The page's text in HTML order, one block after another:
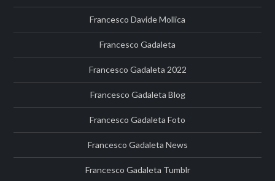
Francesco Davide Mollica
Francesco Gadaleta
Francesco Gadaleta 2022
Francesco Gadaleta Blog
Francesco Gadaleta Foto
Francesco Gadaleta News
Francesco Gadaleta Tumblr